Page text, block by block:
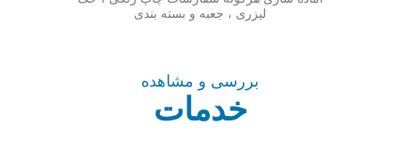
لیزری ، جعبه و بسته بندی
بررسی و مشاهده
خدمات